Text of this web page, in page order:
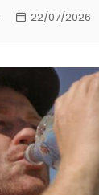
22/07/2026